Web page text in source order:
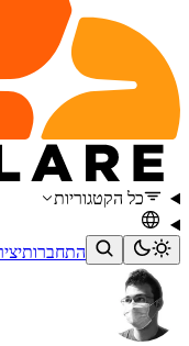
כל הקטגוריות
התחברות